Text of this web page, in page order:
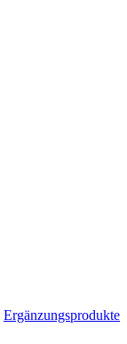
Ergänzungsprodukte